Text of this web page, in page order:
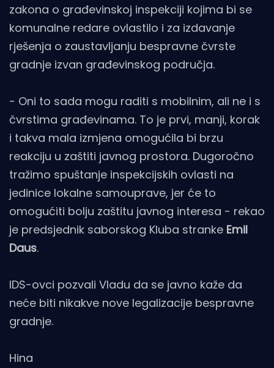
zakona o građevinskoj inspekciji kojima bi se
komunalne redare ovlastilo i za izdavanje
rješenja o zaustavljanju bespravne čvrste
gradnje izvan građevinskog područja.
- Oni to sada mogu raditi s mobilnim, ali ne i s
čvrstima građevinama. To je prvi, manji, korak
i takva mala izmjena omogućila bi brzu
reakciju u zaštiti javnog prostora. Dugoročno
tražimo spuštanje inspekcijskih ovlasti na
jedinice lokalne samouprave, jer će to
omogućiti bolju zaštitu javnog interesa - rekao
je predsjednik saborskog Kluba stranke Emil
Daus.
IDS-ovci pozvali Vladu da se javno kaže da
neće biti nikakve nove legalizacije bespravne
gradnje.
Hina